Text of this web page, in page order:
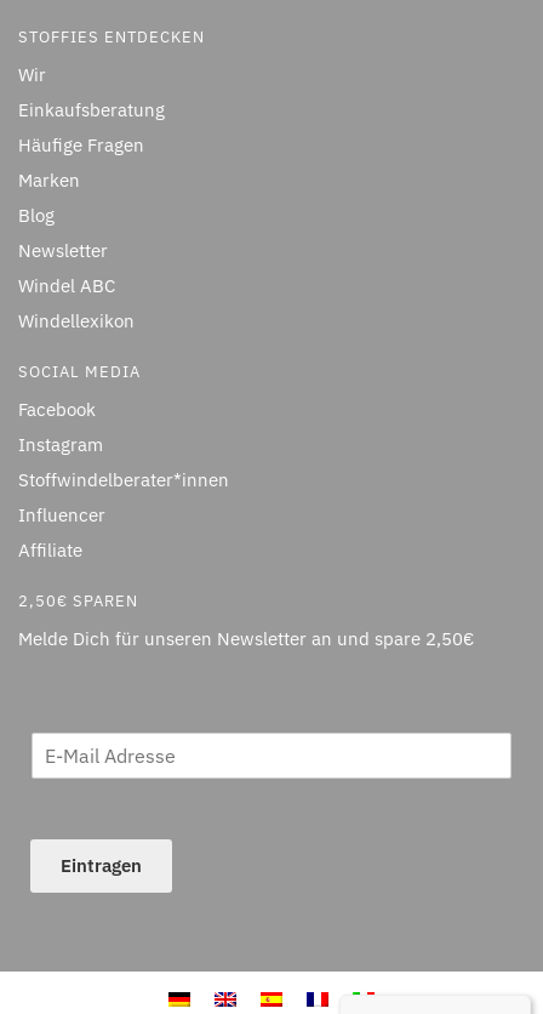
STOFFIES ENTDECKEN
Wir
Einkaufsberatung
Häufige Fragen
Marken
Blog
Newsletter
Windel ABC
Windellexikon
SOCIAL MEDIA
Facebook
Instagram
Stoffwindelberater*innen
Influencer
Affiliate
2,50€ SPAREN
Melde Dich für unseren Newsletter an und spare 2,50€
Eintragen